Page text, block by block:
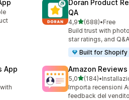
Doran Product
QA
4,9stelle su 5
(688)
688 recensioni totali
•Free
Build trust with
star ratings, and Q&A
Built for Shopify
App Amazon
5,0stelle su 5
(184)
184 recensioni totali
•
Importa recensioni
feedback del